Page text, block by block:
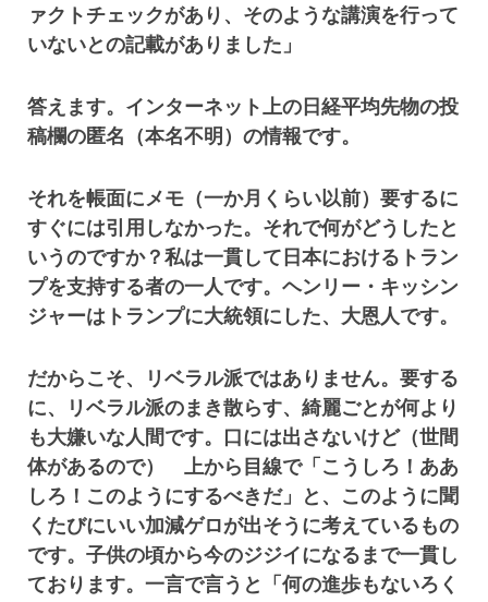
ァクトチェックがあり、そのような講演を行って
いないとの記載がありました」
答えます。インターネット上の日経平均先物の投
稿欄の匿名（本名不明）の情報です。
それを帳面にメモ（一か月くらい以前）要するに
すぐには引用しなかった。それで何がどうしたと
いうのですか？私は一貫して日本におけるトラン
プを支持する者の一人です。ヘンリー・キッシン
ジャーはトランプに大統領にした、大恩人です。
だからこそ、リベラル派ではありません。要する
に、リベラル派のまき散らす、綺麗ごとが何より
も大嫌いな人間です。口には出さないけど（世間
体があるので） 上から目線で「こうしろ！ああ
しろ！このようにするべきだ」と、このように聞
くたびにいい加減ゲロが出そうに考えているもの
です。子供の頃から今のジジイになるまで一貫し
ております。一言で言うと「何の進歩もないろく